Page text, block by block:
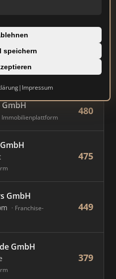
speichern
| Impressum
876
GmbH
Immobilienplattform
480
475
GmbH
Franchise-
449
GmbH
379